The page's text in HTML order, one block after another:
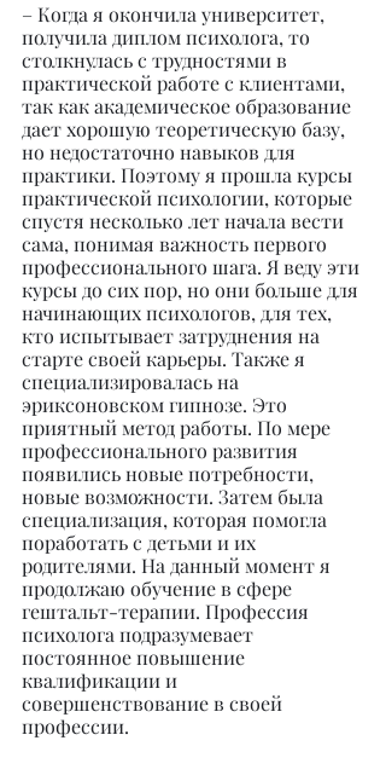
– Когда я окончила университет,
получила диплом психолога, то
столкнулась с трудностями в
практической работе с клиентами,
так как академическое образование
дает хорошую теоретическую базу,
но недостаточно навыков для
практики. Поэтому я прошла курсы
практической психологии, которые
спустя несколько лет начала вести
сама, понимая важность первого
профессионального шага. Я веду эти
курсы до сих пор, но они больше для
начинающих психологов, для тех,
кто испытывает затруднения на
старте своей карьеры. Также я
специализировалась на
эриксоновском гипнозе. Это
приятный метод работы. По мере
профессионального развития
появились новые потребности,
новые возможности. Затем была
специализация, которая помогла
поработать с детьми и их
родителями. На данный момент я
продолжаю обучение в сфере
гештальт-терапии. Профессия
психолога подразумевает
постоянное повышение
квалификации и
совершенствование в своей
профессии.